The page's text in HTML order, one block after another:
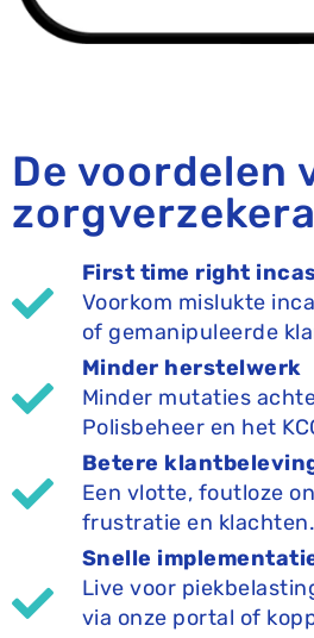
De voordelen
First time right
Voorkom mislukte
of gemanipuleerde
Minder herstelwerk
Minder mutaties
Polisbeheer en het
Betere
Een vlotte, foutloze
frustratie en klachten.
Snelle
Live voor
via onze portal of